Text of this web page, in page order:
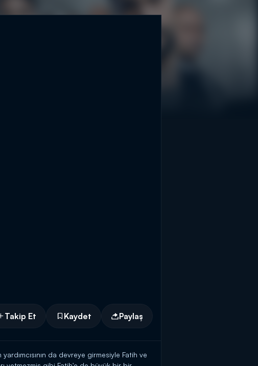
Takip Et Kaydet Paylaş
da devreye girmesiyle Fatih ve